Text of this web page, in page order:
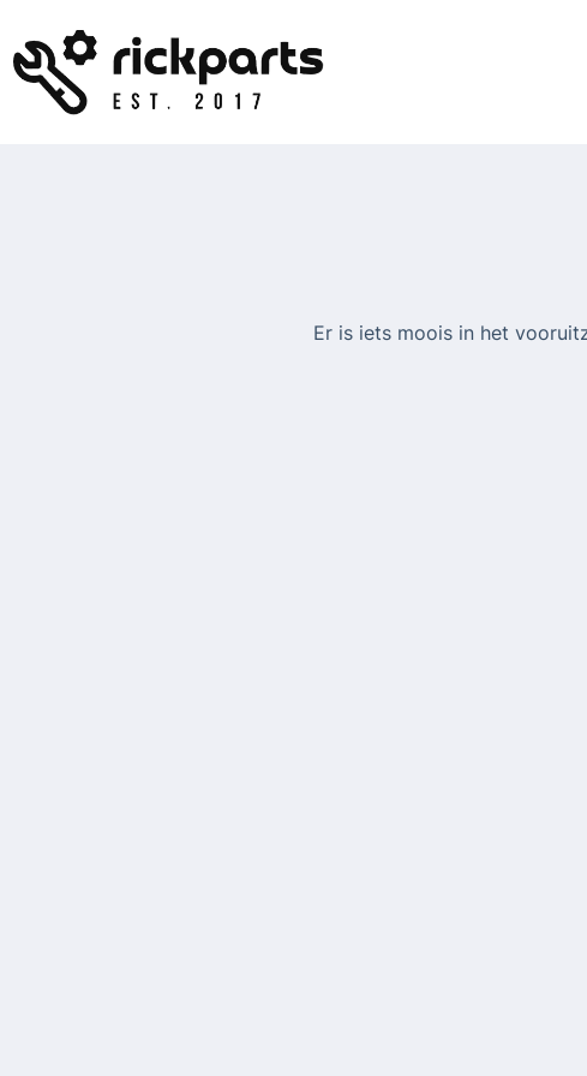
de
inhoud
Er is iets moois in het